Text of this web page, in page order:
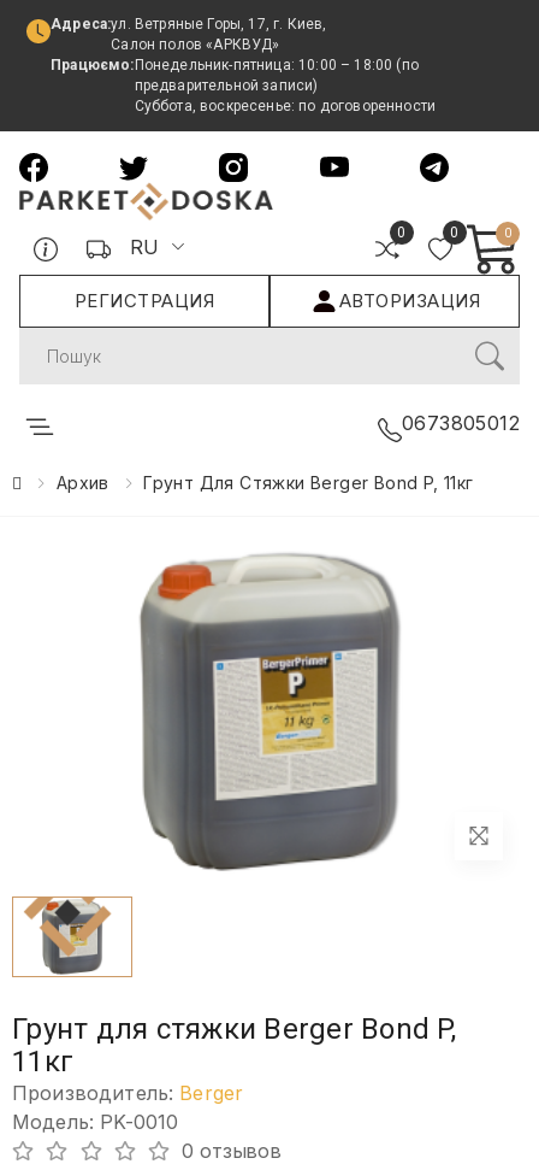
Адреса:ул. Ветряные Горы, 17, г. Киев,
Салон полов «АРКВУД»
Працюємо: Понедельник-пятница: 10:00 – 18:00 (по
предварительной записи)
Суббота, воскресенье: по договоренности
RU
0 0 0
РЕГИСТРАЦИЯ АВТОРИЗАЦИЯ
Search
0673805012
Архив Грунт Для Стяжки Berger Bond P, 11кг
Грунт для стяжки Berger Bond P,
11кг
Производитель: Berger
Модель: PK-0010
0 отзывов